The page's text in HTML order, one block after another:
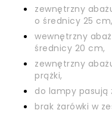
zewnętrzny
o średnicy 25 cm,
wewnętrzny
średnicy 20 cm,
zewnętrzny
prążki,
do lampy pasują
brak żarówki w